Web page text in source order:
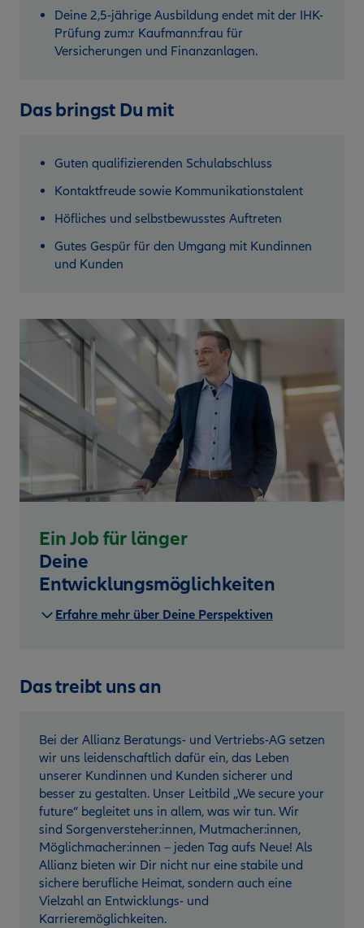
Deine 2,5-jährige Ausbildung endet mit der IHK-
Prüfung zum:r Kaufmann:frau für
Versicherungen und Finanzanlagen.
Das bringst Du mit
Guten qualifizierenden Schulabschluss
Kontaktfreude sowie Kommunikationstalent
Höfliches und selbstbewusstes Auftreten
Gutes Gespür für den Umgang mit Kundinnen
und Kunden
Ein Job für länger
Deine
Entwicklungsmöglichkeiten
Erfahre mehr über Deine Perspektiven
Das treibt uns an
Bei der Allianz Beratungs- und Vertriebs-AG setzen
wir uns leidenschaftlich dafür ein, das Leben
unserer Kundinnen und Kunden sicherer und
besser zu gestalten. Unser Leitbild „We secure your
future“ begleitet uns in allem, was wir tun. Wir
sind Sorgenversteher:innen, Mutmacher:innen,
Möglichmacher:innen – jeden Tag aufs Neue! Als
Allianz bieten wir Dir nicht nur eine stabile und
sichere berufliche Heimat, sondern auch eine
Vielzahl an Entwicklungs- und
Karrieremöglichkeiten.